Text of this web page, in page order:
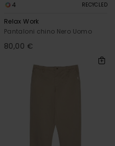
4 RECYCLED
Relax Work
Pantaloni chino Nero Uomo
80,00 €